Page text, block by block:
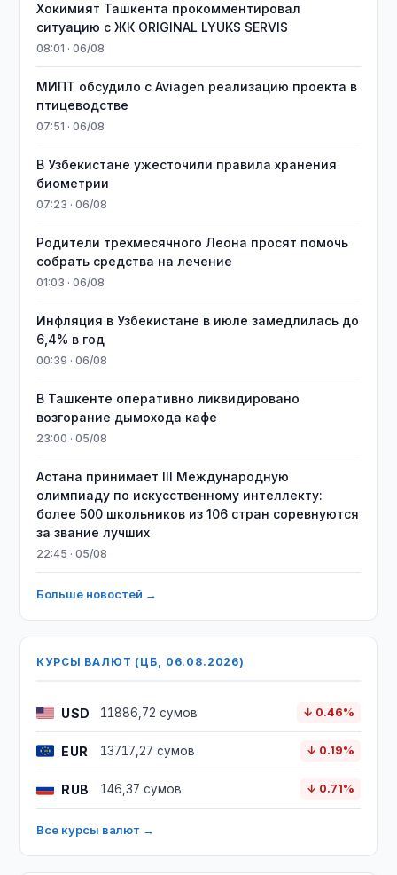
Хокимият Ташкента прокомментировал
ситуацию с ЖК ORIGINAL LYUKS SERVIS
08:01 · 06/08
МИПТ обсудило с Aviagen реализацию проекта в
птицеводстве
07:51 · 06/08
В Узбекистане ужесточили правила хранения
биометрии
07:23 · 06/08
Родители трехмесячного Леона просят помочь
собрать средства на лечение
01:03 · 06/08
Инфляция в Узбекистане в июле замедлилась до
6,4% в год
00:39 · 06/08
В Ташкенте оперативно ликвидировано
возгорание дымохода кафе
23:00 · 05/08
Астана принимает III Международную
олимпиаду по искусственному интеллекту:
более 500 школьников из 106 стран соревнуются
за звание лучших
22:45 · 05/08
Больше новостей →
КУРСЫ ВАЛЮТ (ЦБ, 06.08.2026)
USD 11886,72 сумов ↓ 0.46%
EUR 13717,27 сумов ↓ 0.19%
RUB 146,37 сумов ↓ 0.71%
Все курсы валют →